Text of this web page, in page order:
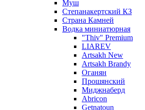
Муш
Степанакертский КЗ
Страна Камней
Водка миниатюрная
"Thiv" Premium
LIAREV
Artsakh New
Artsakh Brandy
Оганян
Прошянский
Миджнаберд
Abricon
Getnatoun